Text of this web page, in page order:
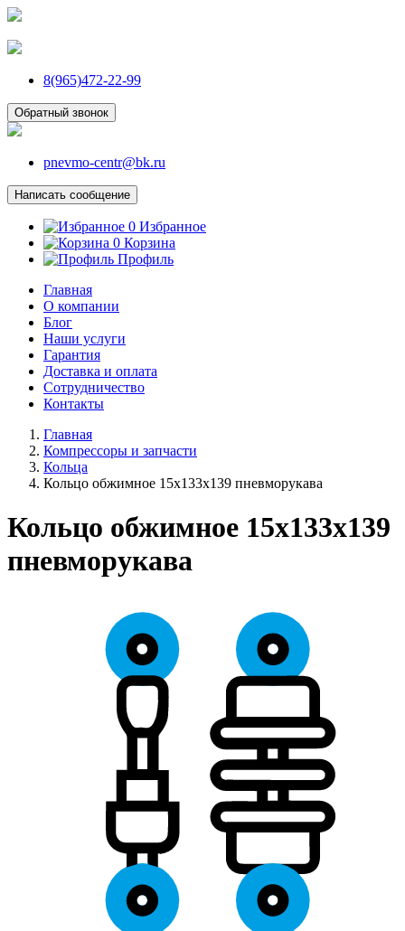
8(965)472-22-99
Обратный звонок
pnevmo-centr@bk.ru
Написать сообщение
0 Избранное
0 Корзина
Профиль
Главная
О компании
Блог
Наши услуги
Гарантия
Доставка и оплата
Сотрудничество
Контакты
Главная
Компрессоры и запчасти
Кольца
Кольцо обжимное 15х133х139 пневморукава
Кольцо обжимное 15х133х139
пневморукава